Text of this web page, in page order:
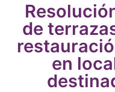
de
en